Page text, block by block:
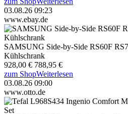
03.08.26 09:23
www.ebay.de
SAMSUNG Side-by-Side RS60F
Kühlschrank
928,00 € 788,95 €
zum ShopWeiterlesen
03.08.26 09:00
www.otto.de